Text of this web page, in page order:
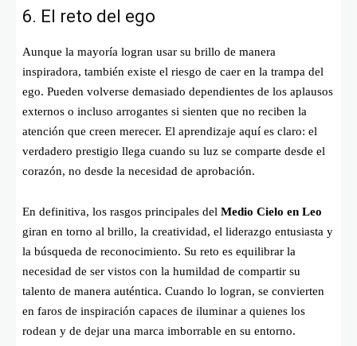
6. El reto del ego
Aunque la mayoría logran usar su brillo de manera
inspiradora, también existe el riesgo de caer en la trampa del
ego. Pueden volverse demasiado dependientes de los aplausos
externos o incluso arrogantes si sienten que no reciben la
atención que creen merecer. El aprendizaje aquí es claro: el
verdadero prestigio llega cuando su luz se comparte desde el
corazón, no desde la necesidad de aprobación.
En definitiva, los rasgos principales del Medio Cielo en Leo
giran en torno al brillo, la creatividad, el liderazgo entusiasta y
la búsqueda de reconocimiento. Su reto es equilibrar la
necesidad de ser vistos con la humildad de compartir su
talento de manera auténtica. Cuando lo logran, se convierten
en faros de inspiración capaces de iluminar a quienes los
rodean y de dejar una marca imborrable en su entorno.